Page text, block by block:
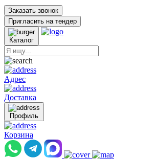
Заказать звонок
Пригласить на тендер
Каталог
Адрес
Доставка
Профиль
Корзина